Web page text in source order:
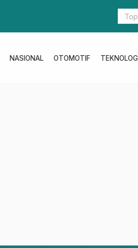
Sulbar
NASIONAL OTOMOTIF